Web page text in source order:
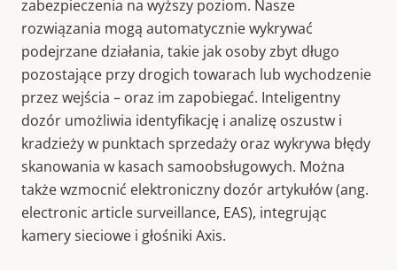
zabezpieczenia na wyższy poziom. Nasze
rozwiązania mogą automatycznie wykrywać
podejrzane działania, takie jak osoby zbyt długo
pozostające przy drogich towarach lub wychodzenie
przez wejścia – oraz im zapobiegać. Inteligentny
dozór umożliwia identyfikację i analizę oszustw i
kradzieży w punktach sprzedaży oraz wykrywa błędy
skanowania w kasach samoobsługowych. Można
także wzmocnić elektroniczny dozór artykułów (ang.
electronic article surveillance, EAS), integrując
kamery sieciowe i głośniki Axis.